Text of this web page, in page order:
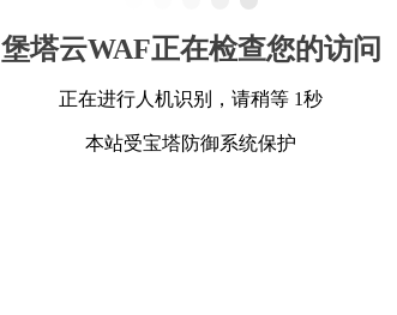
堡塔云WAF正在检查您的访问
正在进行人机识别，请稍等 1秒
本站受宝塔防御系统保护